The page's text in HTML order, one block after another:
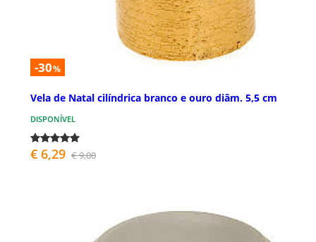
-30%
Vela de Natal cilíndrica branco e ouro diâm. 5,5 cm
DISPONÍVEL
€ 6,29 € 9,00